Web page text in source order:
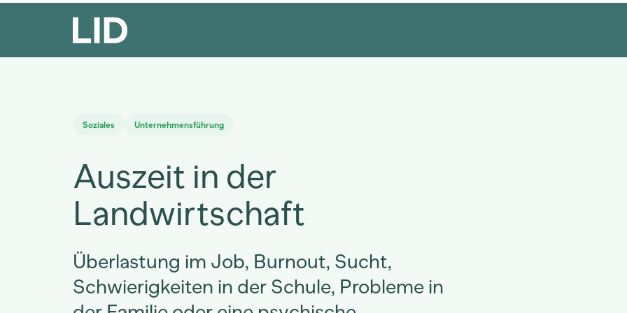
Soziales Unternehmensführung
Auszeit in der
Landwirtschaft
Überlastung im Job, Burnout, Sucht,
Schwierigkeiten in der Schule, Probleme in